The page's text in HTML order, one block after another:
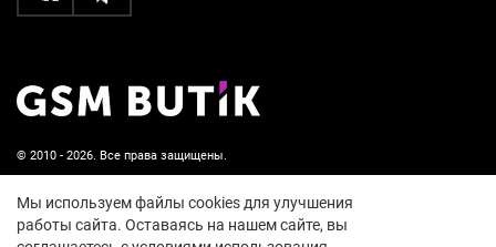
© 2010 - 2026. Все права защищены.
Пользовательское соглашение и политика
конфиденциальности
Мы используем файлы cookies для улучшения
работы сайта. Оставаясь на нашем сайте, вы